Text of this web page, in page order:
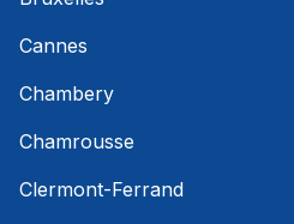
Cannes
Chambery
Chamrousse
Clermont-Ferrand